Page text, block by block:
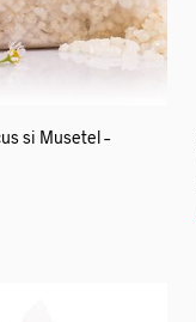
si Musetel –